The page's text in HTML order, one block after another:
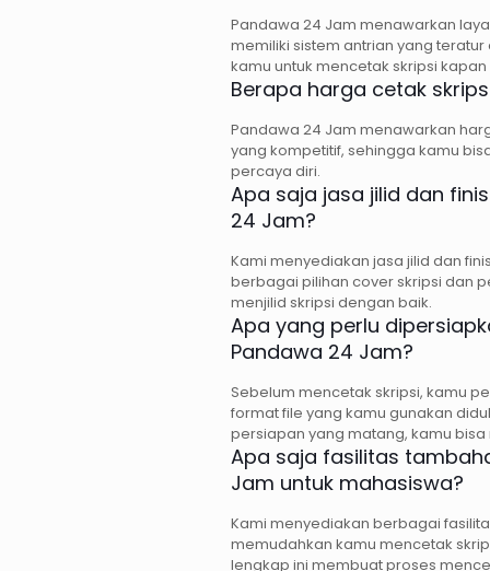
Pandawa 24 Jam menawarkan
memiliki sistem antrian yang
kamu untuk mencetak skripsi kapan
Berapa harga cetak
Pandawa 24 Jam menawarkan
yang kompetitif, sehingga kamu
percaya diri.
Apa saja jasa jilid dan
24 Jam?
Kami menyediakan jasa jilid dan
berbagai pilihan cover skripsi dan
menjilid skripsi dengan baik.
Apa yang perlu
Pandawa 24 Jam?
Sebelum mencetak skripsi, kamu
format file yang kamu gunakan
persiapan yang matang, kamu
Apa saja fasilitas
Jam untuk mahasiswa?
Kami menyediakan berbagai
memudahkan kamu mencetak
lengkap ini membuat proses